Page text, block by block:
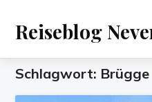
Reiseblog
Schlagwort: Brügge